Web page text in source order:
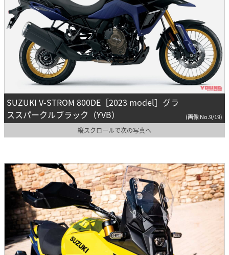
SUZUKI V-STROM 800DE［2023 model］グラ
ススパークルブラック（YVB）
(画像 No.9/19)
縦スクロールで次の写真へ